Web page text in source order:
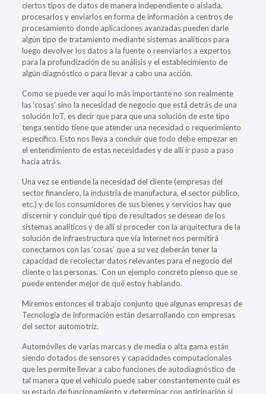
ciertos tipos de datos de manera independiente o aislada,
procesarlos y enviarlos en forma de información a centros de
procesamiento donde aplicaciones avanzadas pueden darle
algún tipo de tratamiento mediante sistemas analíticos para
luego devolver los datos a la fuente o reenviarlos a expertos
para la profundización de su análisis y el establecimiento de
algún diagnóstico o para llevar a cabo una acción.
Como se puede ver aquí lo más importante no son realmente
las ‘cosas’ sino la necesidad de negocio que está detrás de una
solución IoT, es decir que para que una solución de este tipo
tenga sentido tiene que atender una necesidad o requerimiento
específico. Esto nos lleva a concluir que todo debe empezar en
el entendimiento de estas necesidades y de allí ir paso a paso
hacia atrás.
Una vez se entiende la necesidad del cliente (empresas del
sector financiero, la industria de manufactura, el sector público,
etc.) y de los consumidores de sus bienes y servicios hay que
discernir y concluir qué tipo de resultados se desean de los
sistemas analíticos y de allí sí proceder con la arquitectura de la
solución de infraestructura que vía Internet nos permitirá
conectarnos con las ‘cosas’ que a su vez deberán tener la
capacidad de recolectar datos relevantes para el negocio del
cliente o las personas. Con un ejemplo concreto pienso que se
puede entender mejor de qué estoy hablando.
Miremos entonces el trabajo conjunto que algunas empresas de
Tecnología de Información están desarrollando con empresas
del sector automotriz.
Automóviles de varias marcas y de media o alta gama están
siendo dotados de sensores y capacidades computacionales
que les permite llevar a cabo funciones de autodiagnóstico de
tal manera que el vehículo puede saber constantemente cuál es
su estado de funcionamiento y determinar con anticipación si